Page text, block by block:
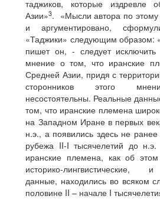
таджиков, которые издревле
Азии»3. «Мысли автора по этому
и аргументировано,
«Таджики» следующим образом:
пишет он, - следует
мнение о том, что иранские
Средней Азии, придя с
сторонников этого
несостоятельны. Реальные
том, что иранские племена
на Западном Иране в первых
н.э., а появились здесь не
рубежа II-I тысячелетий до
иранские племена, как об этом
историко-лингвистические,
данные, находились во всяком
половине II – начале I